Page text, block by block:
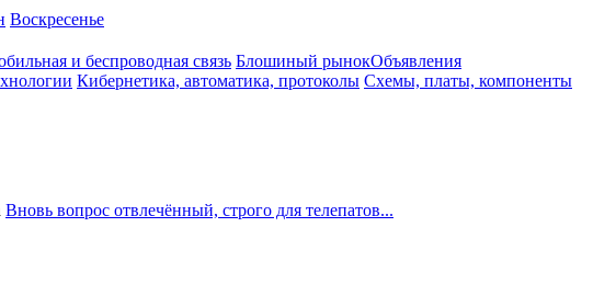
Воскресенье
и беспроводная связь Блошиный рынокОбъявления
Кибернетика, автоматика, протоколы Схемы, платы, компоненты
Вновь вопрос отвлечённый, строго для телепатов...